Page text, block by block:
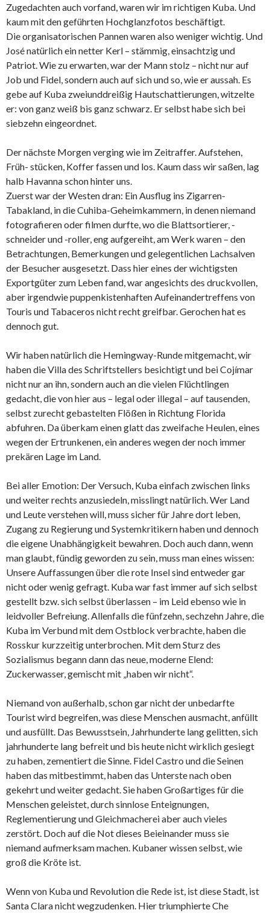
Zugedachten auch vorfand, waren wir im richtigen Kuba. Und
kaum mit den geführten Hochglanzfotos beschäftigt.
Die organisatorischen Pannen waren also weniger wichtig. Und
José natürlich ein netter Kerl – stämmig, einsachtzig und
Patriot. Wie zu erwarten, war der Mann stolz – nicht nur auf
Job und Fidel, sondern auch auf sich und so, wie er aussah. Es
gebe auf Kuba zweiunddreißig Hautschattierungen, witzelte
er: von ganz weiß bis ganz schwarz. Er selbst habe sich bei
siebzehn eingeordnet.
Der nächste Morgen verging wie im Zeitraffer. Aufstehen,
Früh- stücken, Koffer fassen und los. Kaum dass wir saßen, lag
halb Havanna schon hinter uns.
Zuerst war der Westen dran: Ein Ausflug ins Zigarren-
Tabakland, in die Cuhiba-Geheimkammern, in denen niemand
fotografieren oder filmen durfte, wo die Blattsortierer, -
schneider und -roller, eng aufgereiht, am Werk waren – den
Betrachtungen, Bemerkungen und gelegentlichen Lachsalven
der Besucher ausgesetzt. Dass hier eines der wichtigsten
Exportgüter zum Leben fand, war angesichts des druckvollen,
aber irgendwie puppenkistenhaften Aufeinandertreffens von
Touris und Tabaceros nicht recht greifbar. Gerochen hat es
dennoch gut.
Wir haben natürlich die Hemingway-Runde mitgemacht, wir
haben die Villa des Schriftstellers besichtigt und bei Cojímar
nicht nur an ihn, sondern auch an die vielen Flüchtlingen
gedacht, die von hier aus – legal oder illegal – auf tausenden,
selbst zurecht gebastelten Flößen in Richtung Florida
abfuhren. Da überkam einen glatt das zweifache Heulen, eines
wegen der Ertrunkenen, ein anderes wegen der noch immer
prekären Lage im Land.
Bei aller Emotion: Der Versuch, Kuba einfach zwischen links
und weiter rechts anzusiedeln, misslingt natürlich. Wer Land
und Leute verstehen will, muss sicher für Jahre dort leben,
Zugang zu Regierung und Systemkritikern haben und dennoch
die eigene Unabhängigkeit bewahren. Doch auch dann, wenn
man glaubt, fündig geworden zu sein, muss man eines wissen:
Unsere Auffassungen über die rote Insel sind entweder gar
nicht oder wenig gefragt. Kuba war fast immer auf sich selbst
gestellt bzw. sich selbst überlassen – im Leid ebenso wie in
leidvoller Befreiung. Allenfalls die fünfzehn, sechzehn Jahre, die
Kuba im Verbund mit dem Ostblock verbrachte, haben die
Rosskur kurzzeitig unterbrochen. Mit dem Sturz des
Sozialismus begann dann das neue, moderne Elend:
Zuckerwasser, gemischt mit „haben wir nicht“.
Niemand von außerhalb, schon gar nicht der unbedarfte
Tourist wird begreifen, was diese Menschen ausmacht, anfüllt
und ausfüllt. Das Bewusstsein, Jahrhunderte lang gelitten, sich
jahrhunderte lang befreit und bis heute nicht wirklich gesiegt
zu haben, zementiert die Sinne. Fidel Castro und die Seinen
haben das mitbestimmt, haben das Unterste nach oben
gekehrt und weiter gedacht. Sie haben Großartiges für die
Menschen geleistet, durch sinnlose Enteignungen,
Reglementierung und Gleichmacherei aber auch vieles
zerstört. Doch auf die Not dieses Beieinander muss sie
niemand aufmerksam machen. Kubaner wissen selbst, wie
groß die Kröte ist.
Wenn von Kuba und Revolution die Rede ist, ist diese Stadt, ist
Santa Clara nicht wegzudenken. Hier triumphierte Che